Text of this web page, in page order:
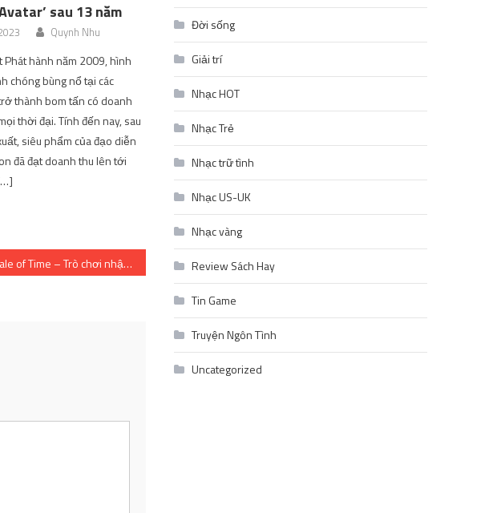
sau 13 năm
Quynh Nhu
Phát hành năm 2009, hình
chóng bùng nổ tại các
thành bom tấn có doanh
thời đại. Tính đến nay, sau
siêu phẩm của đạo diễn
đã đạt doanh thu lên tới
Tale of Time – Trò chơi nhập vai Roguelike với các yếu tố DnD
Đời sống
Giải trí
Nhạc HOT
Nhạc Trẻ
Nhạc trữ tình
Nhạc US-UK
Nhạc vàng
Review Sách Hay
Tin Game
Truyện Ngôn Tình
Uncategorized